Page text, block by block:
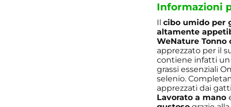
Informazioni
Ilcibo umido per
altamente
WeNature Tonno
apprezzato per il
contiene infatti un
grassi essenziali
selenio.
apprezzati dai
Lavorato a mano